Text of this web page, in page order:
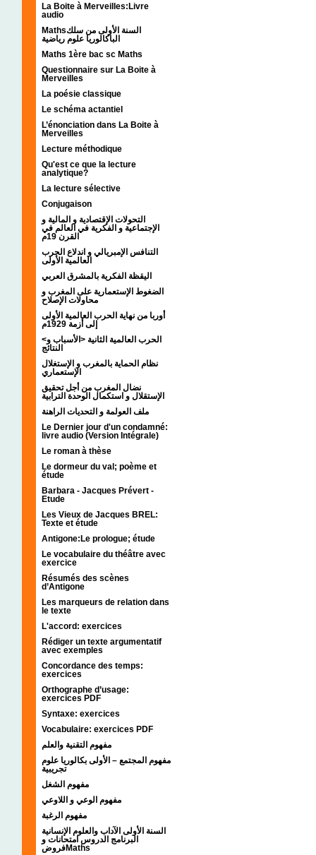
La Boite à Merveilles:Livre
audio
Mathsالسنة الأولى من سلك
الباكالوريا علوم رياضية
Maths 1ère bac sc Maths
Questionnaire sur La Boite à
Merveilles
La poésie classique
Le schéma actantiel
L’énonciation dans La Boite à
Merveilles
Lecture méthodique
Qu'est ce que la lecture
analytique?
La lecture sélective
Conjugaison
التحولات الإقتصادية و المالية و
الإجتماعية و الفكرية في العالم في
القرن 19م
التنافس الإمبريالي و اندلاع الحرب
العالمية الأولى
اليقظة الفكرية بالمشرق العربي
الضغوط الإستعمارية على المغرب و
محاولات الإصلاح
أوربا من نهاية الحرب العالمية الأولى
إلى أزمة 1929م
<الحرب العالمية الثانية <الأسباب و
النتائج
نظام الحماية بالمغرب و الإستغلال
الإستعماري
نضال المغرب من أجل تحقيق
الإستقلال و استكمال الوحدة الترابية
ملف العولمة و التحديات الراهنة
Le Dernier jour d'un condamné:
livre audio (Version Intégrale)
Le roman à thèse
Le dormeur du val; poème et
étude
Barbara - Jacques Prévert -
Etude
Les Vieux de Jacques BREL:
Texte et étude
Antigone:Le prologue; étude
Le vocabulaire du théâtre avec
exercice
Résumés des scènes
d’Antigone
Les marqueurs de relation dans
le texte
L'accord: exercices
Rédiger un texte argumentatif
avec exemples
Concordance des temps:
exercices
Orthographe d’usage:
exercices PDF
Syntaxe: exercices
Vocabulaire: exercices PDF
مفهوم التقنية والعلم
مفهوم المجتمع – الأولى بكالوريا علوم
تجريبية
مفهوم الشغل
مفهوم الوعي و اللاوعي
مفهوم الرغبة
السنة الأولى الآداب والعلوم الإنسانية
البرنامج الدروس امتحانات و
فروضMaths